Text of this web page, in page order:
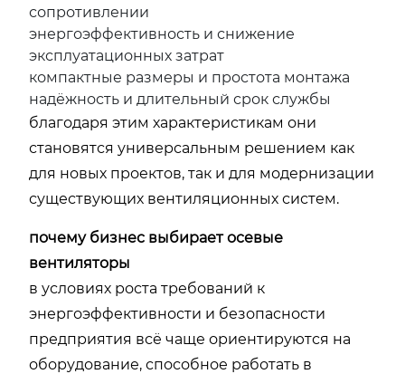
сопротивлении
энергоэффективность и снижение
эксплуатационных затрат
компактные размеры и простота монтажа
надёжность и длительный срок службы
благодаря этим характеристикам они
становятся универсальным решением как
для новых проектов, так и для модернизации
существующих вентиляционных систем.
почему бизнес выбирает осевые
вентиляторы
в условиях роста требований к
энергоэффективности и безопасности
предприятия всё чаще ориентируются на
оборудование, способное работать в